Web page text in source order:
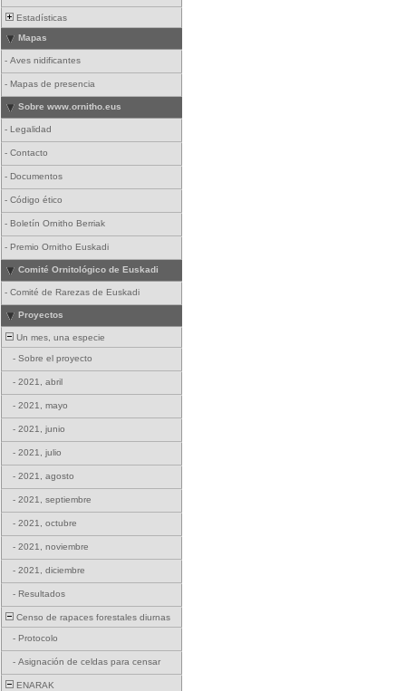
Estadísticas
Mapas
- Aves nidificantes
- Mapas de presencia
Sobre www.ornitho.eus
- Legalidad
- Contacto
- Documentos
- Código ético
- Boletín Ornitho Berriak
- Premio Ornitho Euskadi
Comité Ornitológico de Euskadi
- Comité de Rarezas de Euskadi
Proyectos
Un mes, una especie
- Sobre el proyecto
- 2021, abril
- 2021, mayo
- 2021, junio
- 2021, julio
- 2021, agosto
- 2021, septiembre
- 2021, octubre
- 2021, noviembre
- 2021, diciembre
- Resultados
Censo de rapaces forestales diurnas
- Protocolo
- Asignación de celdas para censar
ENARAK